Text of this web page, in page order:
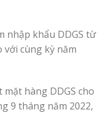
nhập khẩu DDGS từ
cùng kỳ năm
hàng DDGS cho
9 tháng năm 2022,